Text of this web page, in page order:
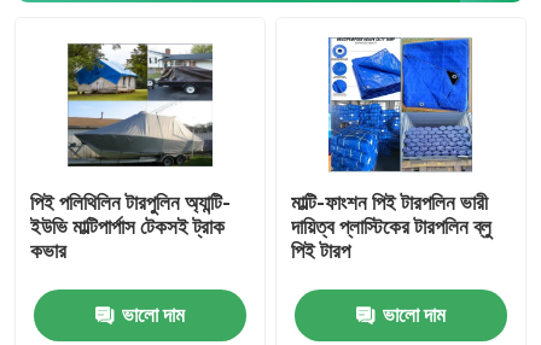
পিই পলিথিলিন টারপুলিন অ্যান্টি-
ইউভি মাল্টিপার্পাস টেকসই ট্রাক
কভার
ভালো দাম
মাল্টি-ফাংশন পিই টারপলিন ভারী
দায়িত্ব প্লাস্টিকের টারপলিন ব্লু
পিই টারপ
ভালো দাম